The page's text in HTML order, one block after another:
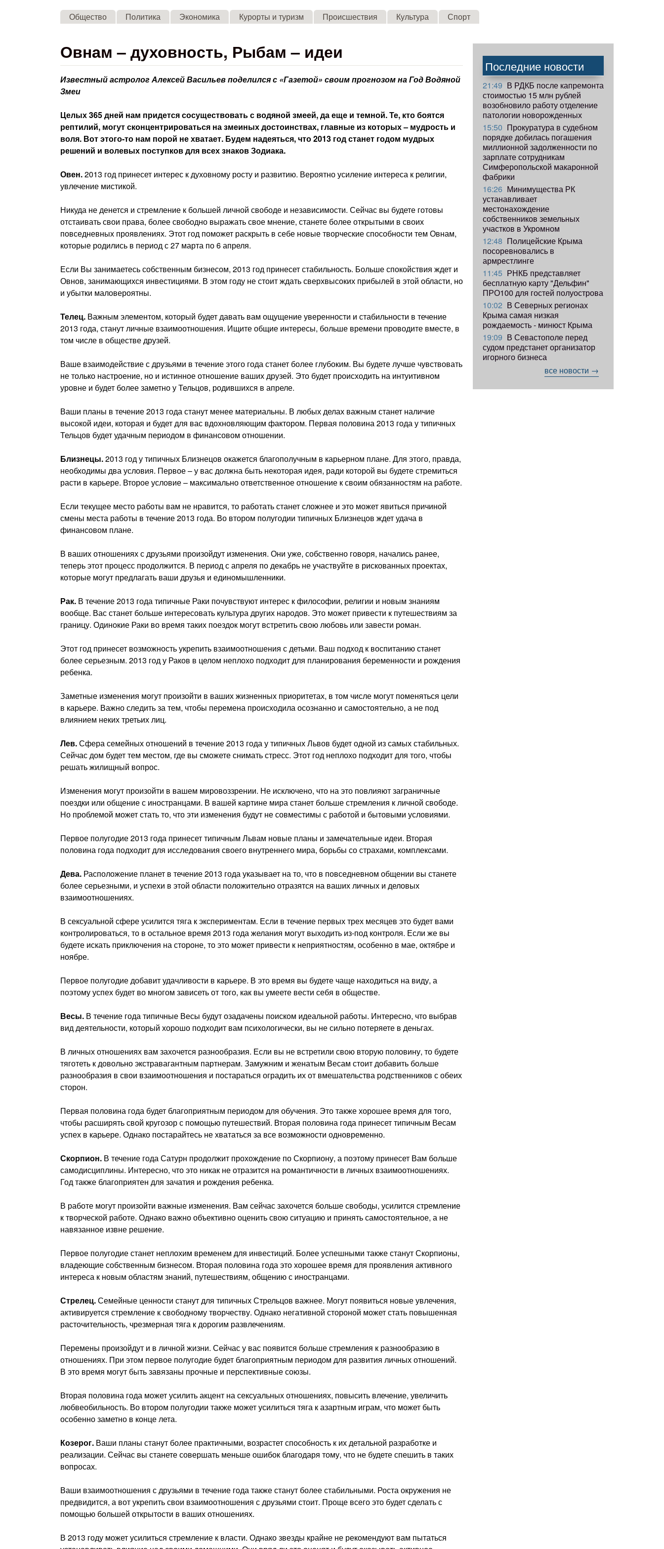
Skip to main content
Общество Политика Экономика Курорты и туризм Происшествия Культура Спорт
Овнам – духовность, Рыбам – идеи
Известный астролог Алексей Васильев поделился с «Газетой» своим прогнозом на Год Водяной
Змеи
Целых 365 дней нам придется сосуществовать с водяной змеей, да еще и темной. Те, кто боятся
рептилий, могут сконцентрироваться на змеиных достоинствах, главные из которых – мудрость и
воля. Вот этого-то нам порой не хватает. Будем надеяться, что 2013 год станет годом мудрых
решений и волевых поступков для всех знаков Зодиака.
Овен.2013 год принесет интерес к духовному росту и развитию. Вероятно усиление интереса к религии,
увлечение мистикой.
Никуда не денется и стремление к большей личной свободе и независимости. Сейчас вы будете готовы
отстаивать свои права, более свободно выражать свое мнение, станете более открытыми в своих
повседневных проявлениях. Этот год поможет раскрыть в себе новые творческие способности тем Овнам,
которые родились в период с 27 марта по 6 апреля.
Если Вы занимаетесь собственным бизнесом, 2013 год принесет стабильность. Больше спокойствия ждет и
Овнов, занимающихся инвестициями. В этом году не стоит ждать сверхвысоких прибылей в этой области, но
и убытки маловероятны.
Телец. Важным элементом, который будет давать вам ощущение уверенности и стабильности в течение
2013 года, станут личные взаимоотношения. Ищите общие интересы, больше времени проводите вместе, в
том числе в обществе друзей.
Ваше взаимодействие с друзьями в течение этого года станет более глубоким. Вы будете лучше чувствовать
не только настроение, но и истинное отношение ваших друзей. Это будет происходить на интуитивном
уровне и будет более заметно у Тельцов, родившихся в апреле.
Ваши планы в течение 2013 года станут менее материальны. В любых делах важным станет наличие
высокой идеи, которая и будет для вас вдохновляющим фактором. Первая половина 2013 года у типичных
Тельцов будет удачным периодом в финансовом отношении.
Близнецы.2013 год у типичных Близнецов окажется благополучным в карьерном плане. Для этого, правда,
необходимы два условия. Первое – у вас должна быть некоторая идея, ради которой вы будете стремиться
расти в карьере. Второе условие – максимально ответственное отношение к своим обязанностям на работе.
Если текущее место работы вам не нравится, то работать станет сложнее и это может явиться причиной
смены места работы в течение 2013 года. Во втором полугодии типичных Близнецов ждет удача в
финансовом плане.
В ваших отношениях с друзьями произойдут изменения. Они уже, собственно говоря, начались ранее,
теперь этот процесс продолжится. В период с апреля по декабрь не участвуйте в рискованных проектах,
которые могут предлагать ваши друзья и единомышленники.
Рак. В течение 2013 года типичные Раки почувствуют интерес к философии, религии и новым знаниям
вообще. Вас станет больше интересовать культура других народов. Это может привести к путешествиям за
границу. Одинокие Раки во время таких поездок могут встретить свою любовь или завести роман.
Этот год принесет возможность укрепить взаимоотношения с детьми. Ваш подход к воспитанию станет
более серьезным. 2013 год у Раков в целом неплохо подходит для планирования беременности и рождения
ребенка.
Заметные изменения могут произойти в ваших жизненных приоритетах, в том числе могут поменяться цели
в карьере. Важно следить за тем, чтобы перемена происходила осознанно и самостоятельно, а не под
влиянием неких третьих лиц.
Лев.Сфера семейных отношений в течение 2013 года у типичных Львов будет одной из самых стабильных.
Сейчас дом будет тем местом, где вы сможете снимать стресс. Этот год неплохо подходит для того, чтобы
решать жилищный вопрос.
Изменения могут произойти в вашем мировоззрении. Не исключено, что на это повлияют заграничные
поездки или общение с иностранцами. В вашей картине мира станет больше стремления к личной свободе.
Но проблемой может стать то, что эти изменения будут не совместимы с работой и бытовыми условиями.
Первое полугодие 2013 года принесет типичным Львам новые планы и замечательные идеи. Вторая
половина года подходит для исследования своего внутреннего мира, борьбы со страхами, комплексами.
Дева. Расположение планет в течение 2013 года указывает на то, что в повседневном общении вы станете
более серьезными, и успехи в этой области положительно отразятся на ваших личных и деловых
взаимоотношениях.
В сексуальной сфере усилится тяга к экспериментам. Если в течение первых трех месяцев это будет вами
контролироваться, то в остальное время 2013 года желания могут выходить из-под контроля. Если же вы
будете искать приключения на стороне, то это может привести к неприятностям, особенно в мае, октябре и
ноябре.
Первое полугодие добавит удачливости в карьере. В это время вы будете чаще находиться на виду, а
поэтому успех будет во многом зависеть от того, как вы умеете вести себя в обществе.
Весы. В течение года типичные Весы будут озадачены поиском идеальной работы. Интересно, что выбрав
вид деятельности, который хорошо подходит вам психологически, вы не сильно потеряете в деньгах.
В личных отношениях вам захочется разнообразия. Если вы не встретили свою вторую половину, то будете
тяготеть к довольно экстравагантным партнерам. Замужним и женатым Весам стоит добавить больше
разнообразия в свои взаимоотношения и постараться оградить их от вмешательства родственников с обеих
сторон.
Первая половина года будет благоприятным периодом для обучения. Это также хорошее время для того,
чтобы расширять свой кругозор с помощью путешествий. Вторая половина года принесет типичным Весам
успех в карьере. Однако постарайтесь не хвататься за все возможности одновременно.
Скорпион. В течение года Сатурн продолжит прохождение по Скорпиону, а поэтому принесет Вам больше
самодисциплины. Интересно, что это никак не отразится на романтичности в личных взаимоотношениях.
Год также благоприятен для зачатия и рождения ребенка.
В работе могут произойти важные изменения. Вам сейчас захочется больше свободы, усилится стремление
к творческой работе. Однако важно объективно оценить свою ситуацию и принять самостоятельное, а не
навязанное извне решение.
Первое полугодие станет неплохим временем для инвестиций. Более успешными также станут Скорпионы,
владеющие собственным бизнесом. Вторая половина года это хорошее время для проявления активного
интереса к новым областям знаний, путешествиям, общению с иностранцами.
Стрелец.Семейные ценности станут для типичных Стрельцов важнее. Могут появиться новые увлечения,
активируется стремление к свободному творчеству. Однако негативной стороной может стать повышенная
расточительность, чрезмерная тяга к дорогим развлечениям.
Перемены произойдут и в личной жизни. Сейчас у вас появится больше стремления к разнообразию в
отношениях. При этом первое полугодие будет благоприятным периодом для развития личных отношений.
В это время могут быть завязаны прочные и перспективные союзы.
Вторая половина года может усилить акцент на сексуальных отношениях, повысить влечение, увеличить
любвеобильность. Во втором полугодии также может усилиться тяга к азартным играм, что может быть
особенно заметно в конце лета.
Козерог. Ваши планы станут более практичными, возрастет способность к их детальной разработке и
реализации. Сейчас вы станете совершать меньше ошибок благодаря тому, что не будете спешить в таких
вопросах.
Ваши взаимоотношения с друзьями в течение года также станут более стабильными. Роста окружения не
предвидится, а вот укрепить свои взаимоотношения с друзьями стоит. Проще всего это будет сделать с
помощью большей открытости в ваших отношениях.
В 2013 году может усилиться стремление к власти. Однако звезды крайне не рекомендуют вам пытаться
Последние новости
21:49 В РДКБ после капремонта
стоимостью 15 млн рублей
возобновило работу отделение
патологии новорожденных
15:50 Прокуратура в судебном
порядке добилась погашения
миллионной задолженности по
зарплате сотрудникам
Симферопольской макаронной
фабрики
16:26 Минимущества РК
устанавливает
местонахождение
собственников земельных
участков в Укромном
12:48 Полицейские Крыма
посоревновались в
армрестлинге
11:45 РНКБ представляет
бесплатную карту "Дельфин"
ПРО100 для гостей полуострова
10:02 В Северных регионах
Крыма самая низкая
рождаемость - минюст Крыма
19:09 В Севастополе перед
судом предстанет организатор
игорного бизнеса
все новости →